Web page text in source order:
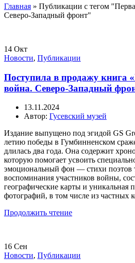
Главная » Публикации с тегом
Северо-Западный фронт"
14 Окт
Новости, Публикации
Поступила в продажу книга
война. Северо-Западный
13.11.2024
Автор: Гусевский музей
Издание выпущено под эгидой GS
летию победы в Гумбинненском
длилась два года. Она содержит
которую помогает усвоить
эмоциональный фон — стихи поэтов
воспоминания участников войны,
географические карты и уникальная
фотографий, в том числе из частных
Продолжить чтение
16 Сен
Новости, Публикации